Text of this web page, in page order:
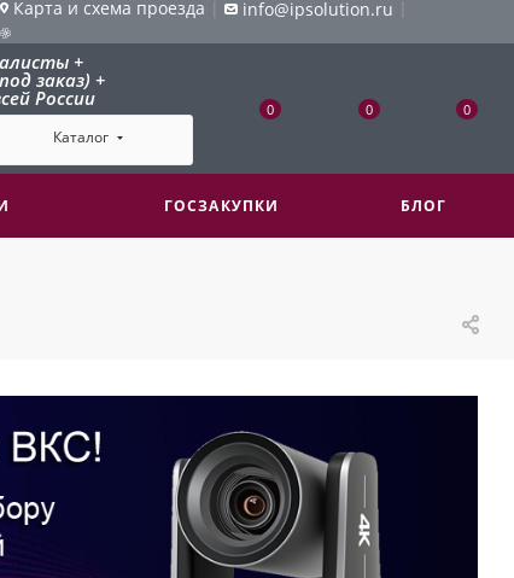
Карта и схема проезда | info@ipsolution.ru |
+
заказ) +
России
Каталог
0 0 0
ГОСЗАКУПКИ БЛОГ